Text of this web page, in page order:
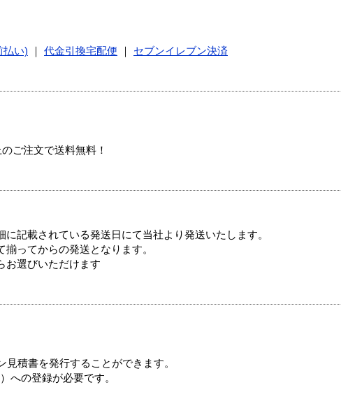
払い) 代金引換宅配便
セブンイレブン決済
ご注文で送料無料！
記載されている発送日にて当社より発送いたします。
ってからの発送となります。
お選びいただけます
積書を発行することができます。
への登録が必要です。